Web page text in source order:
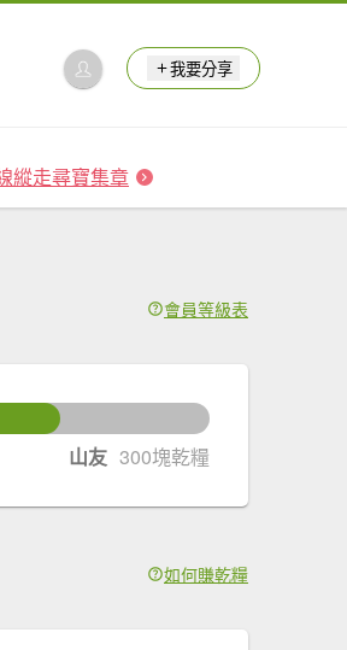
我要分享
縱走尋寶集章
會員等級表
山友 300塊乾糧
如何賺乾糧